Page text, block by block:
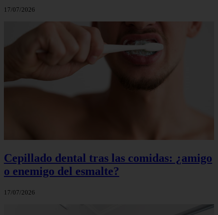
17/07/2026
Cepillado dental tras las comidas: ¿amigo
o enemigo del esmalte?
17/07/2026